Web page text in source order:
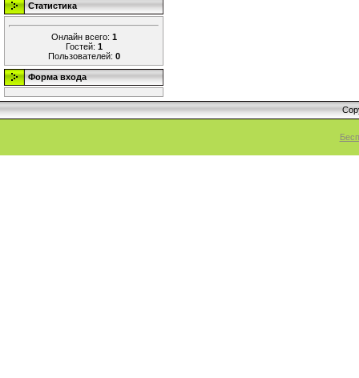
Статистика
Онлайн всего: 1
Гостей: 1
Пользователей: 0
Форма входа